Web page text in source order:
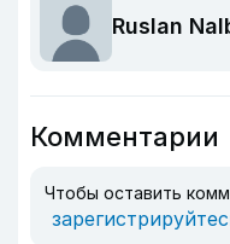
Ruslan
Комментарии
Чтобы оставить